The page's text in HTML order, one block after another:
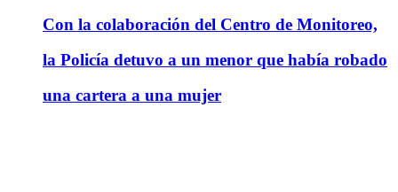
Con la colaboración del Centro de Monitoreo,
la Policía detuvo a un menor que había robado
una cartera a una mujer